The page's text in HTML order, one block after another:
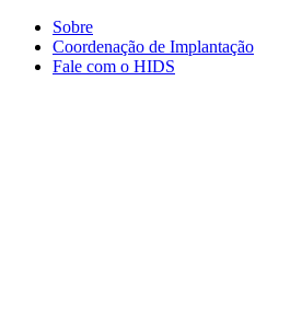
Conteúdo principal
Sobre
Coordenação de Implantação
Fale com o HIDS